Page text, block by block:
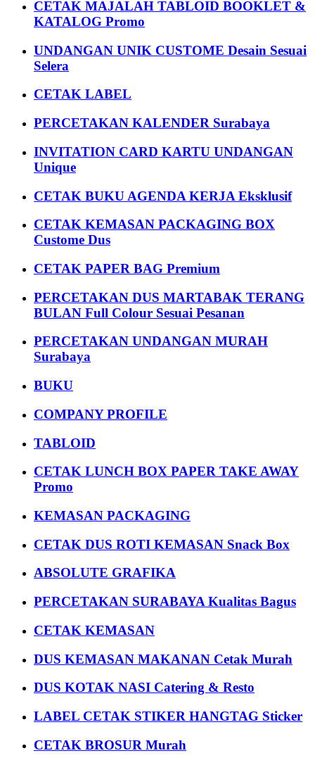
CETAK MAJALAH TABLOID BOOKLET &
KATALOG Promo
UNDANGAN UNIK CUSTOME Desain Sesuai
Selera
CETAK LABEL
PERCETAKAN KALENDER Surabaya
INVITATION CARD KARTU UNDANGAN
Unique
CETAK BUKU AGENDA KERJA Eksklusif
CETAK KEMASAN PACKAGING BOX
Custome Dus
CETAK PAPER BAG Premium
PERCETAKAN DUS MARTABAK TERANG
BULAN Full Colour Sesuai Pesanan
PERCETAKAN UNDANGAN MURAH
Surabaya
BUKU
COMPANY PROFILE
TABLOID
CETAK LUNCH BOX PAPER TAKE AWAY
Promo
KEMASAN PACKAGING
CETAK DUS ROTI KEMASAN Snack Box
ABSOLUTE GRAFIKA
PERCETAKAN SURABAYA Kualitas Bagus
CETAK KEMASAN
DUS KEMASAN MAKANAN Cetak Murah
DUS KOTAK NASI Catering & Resto
LABEL CETAK STIKER HANGTAG Sticker
CETAK BROSUR Murah